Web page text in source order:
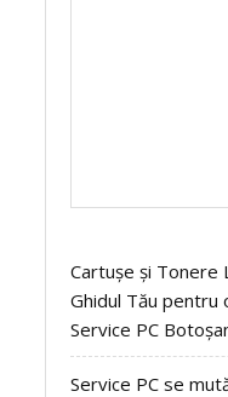
Cartușe și Tonere
Ghidul Tău pentru
Service PC
Service PC se